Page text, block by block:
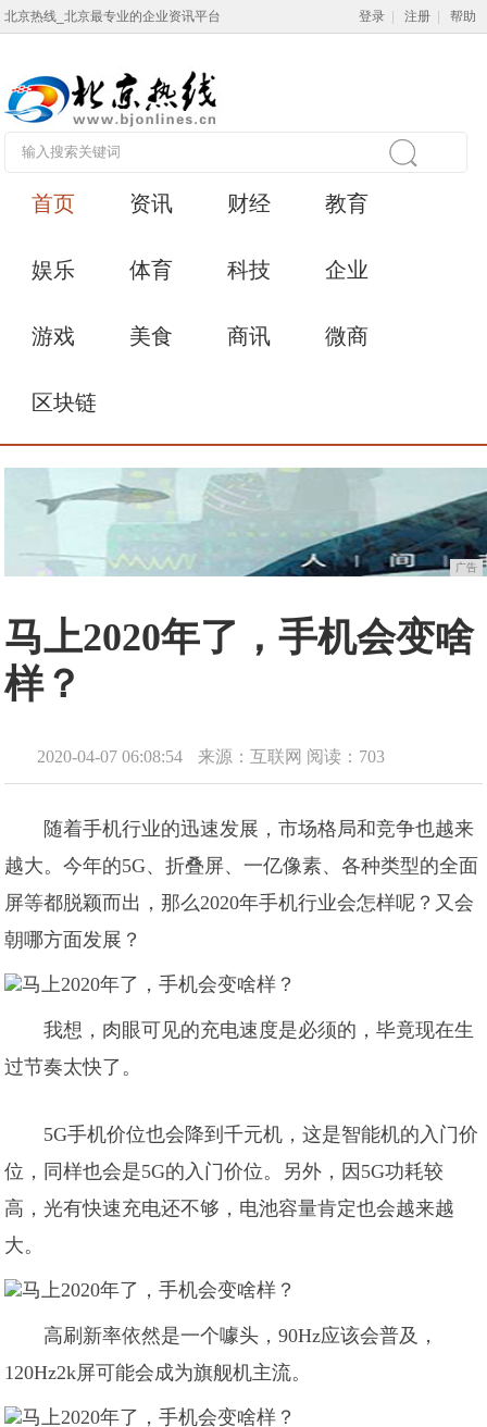
北京热线_北京最专业的企业资讯平台 登录 注册 帮助
首页 资讯 财经 教育
娱乐 体育 科技 企业
游戏 美食 商讯 微商
区块链
广告
马上2020年了，手机会变啥
样？
2020-04-07 06:08:54 来源：互联网 阅读：703
随着手机行业的迅速发展，市场格局和竞争也越来
越大。今年的5G、折叠屏、一亿像素、各种类型的全面
屏等都脱颖而出，那么2020年手机行业会怎样呢？又会
朝哪方面发展？
我想，肉眼可见的充电速度是必须的，毕竟现在生
过节奏太快了。
5G手机价位也会降到千元机，这是智能机的入门价
位，同样也会是5G的入门价位。另外，因5G功耗较
高，光有快速充电还不够，电池容量肯定也会越来越
大。
高刷新率依然是一个噱头，90Hz应该会普及，
120Hz2k屏可能会成为旗舰机主流。